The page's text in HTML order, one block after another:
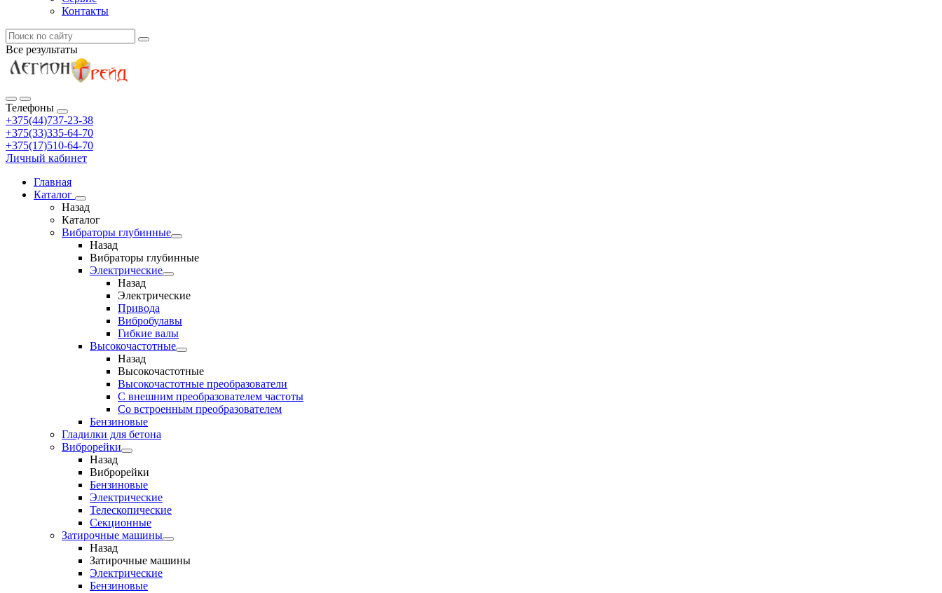
Контакты
Все результаты
Телефоны
+375(44)737-23-38
+375(33)335-64-70
+375(17)510-64-70
Личный кабинет
Главная
Каталог
Назад
Каталог
Вибраторы глубинные
Назад
Вибраторы глубинные
Электрические
Назад
Электрические
Привода
Вибробулавы
Гибкие валы
Высокочастотные
Назад
Высокочастотные
Высокочастотные преобразователи
С внешним преобразователем частоты
Cо встроенным преобразователем
Бензиновые
Гладилки для бетона
Виброрейки
Назад
Виброрейки
Бензиновые
Электрические
Телескопические
Секционные
Затирочные машины
Назад
Затирочные машины
Электрические
Бензиновые